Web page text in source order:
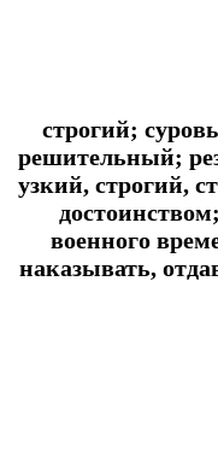
строгий;
решительный;
узкий, строгий,
военного
наказывать,